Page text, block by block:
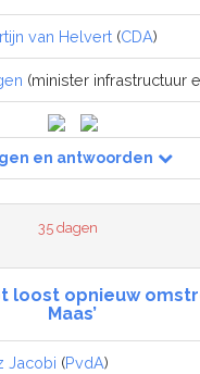
van Helvert (CDA)
(minister infrastructuur
en antwoorden
35 dagen
loost opnieuw
Maas’
Jacobi (PvdA)